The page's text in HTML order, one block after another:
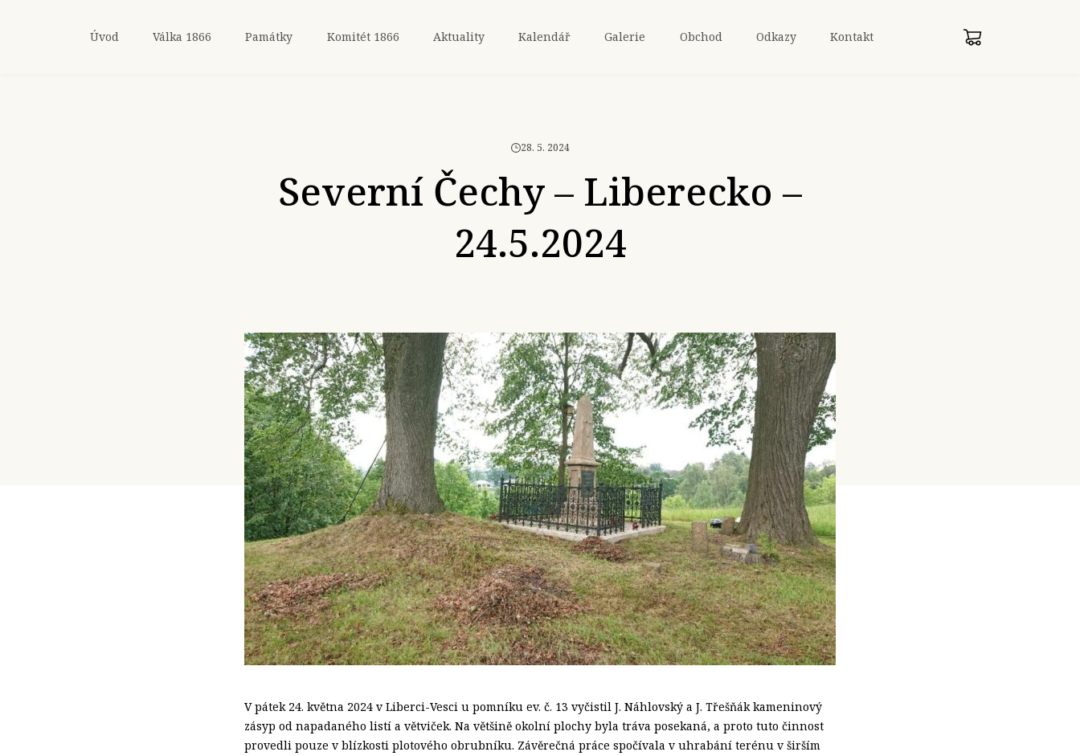
Úvod Válka 1866 Památky Komitét 1866 Aktuality Kalendář Galerie Obchod Odkazy Kontakt
28. 5. 2024
Severní Čechy – Liberecko –
24.5.2024
V pátek 24. května 2024 v Liberci-Vesci u pomníku ev. č. 13 vyčistil J. Náhlovský a J. Třešňák kameninový
zásyp od napadaného listí a větviček. Na většině okolní plochy byla tráva posekaná, a proto tuto činnost
provedli pouze v blízkosti plotového obrubníku. Závěrečná práce spočívala v uhrabání terénu v širším